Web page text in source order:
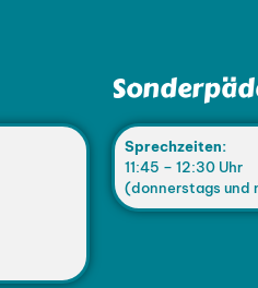
Sprechzeiten:
11:45 – 12:30 Uhr
(donnerstags und